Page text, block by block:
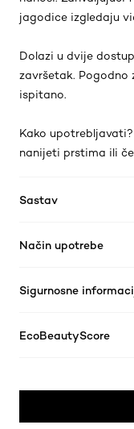
jagodice izgledaju
Dolazi u dvije
završetak. Pogodno
ispitano.
Kako
nanijeti prstima ili
Sastav
Način upotrebe
Sigurnosne
EcoBeautyScore